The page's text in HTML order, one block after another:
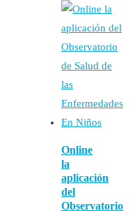
Online
la
aplicación
del
Observatorio